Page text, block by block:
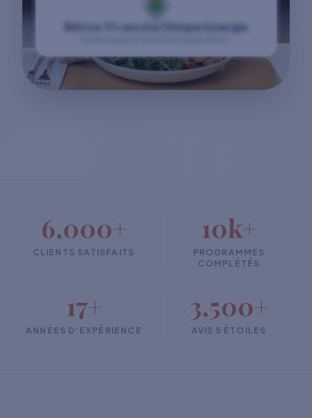
Bâti sur 17+ ans à la Clinique Synergie
6,000+
CLIENTS SATISFAITS
10k+
PROGRAMMES
COMPLÉTÉS
17+
ANNÉES D'EXPÉRIENCE
3,500+
AVIS 5 ÉTOILES